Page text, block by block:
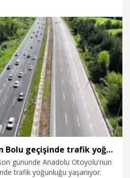
Anadolu Otoyolu'nun Bolu geçişinde trafik yoğunluğu
gününde Anadolu Otoyolu'nun
trafik yoğunluğu yaşanıyor.